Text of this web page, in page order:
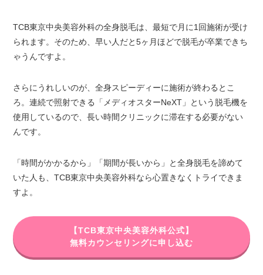
TCB東京中央美容外科の全身脱毛は、最短で月に1回施術が受け
られます。そのため、早い人だと5ヶ月ほどで脱毛が卒業できち
ゃうんですよ。
さらにうれしいのが、全身スピーディーに施術が終わるとこ
ろ。連続で照射できる「メディオスターNeXT」という脱毛機を
使用しているので、長い時間クリニックに滞在する必要がない
んです。
「時間がかかるから」「期間が長いから」と全身脱毛を諦めて
いた人も、TCB東京中央美容外科なら心置きなくトライできま
すよ。
【TCB東京中央美容外科公式】
無料カウンセリングに申し込む